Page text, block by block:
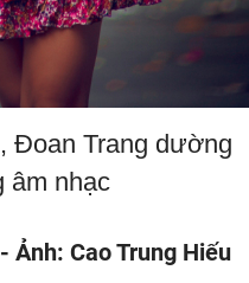
Đoan Trang dường
âm nhạc
Ảnh: Cao Trung Hiếu